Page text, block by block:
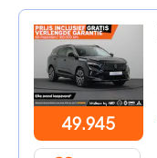
49.945